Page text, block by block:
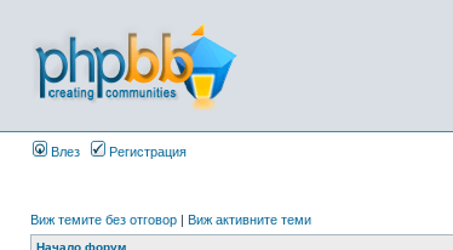
Влез Регистрация
Виж темите без отговор | Виж активните теми
Начало форум